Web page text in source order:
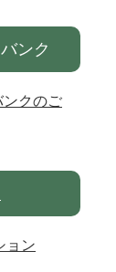
ンク
ンクのご
ョン